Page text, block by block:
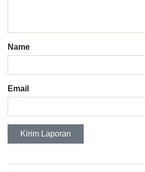
Name
Email
Kirim Laporan